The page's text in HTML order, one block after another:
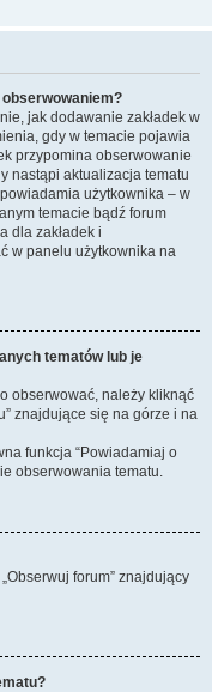
jak dodawanie zakładek w
gdy w temacie pojawia
przypomina obserwowanie
nastąpi aktualizacja tematu
użytkownika – w
temacie bądź forum
dla zakładek i
w panelu użytkownika na
tematów lub je
obserwować, należy kliknąć
znajdujące się na górze i na
funkcja “Powiadamiaj o
obserwowania tematu.
forum” znajdujący